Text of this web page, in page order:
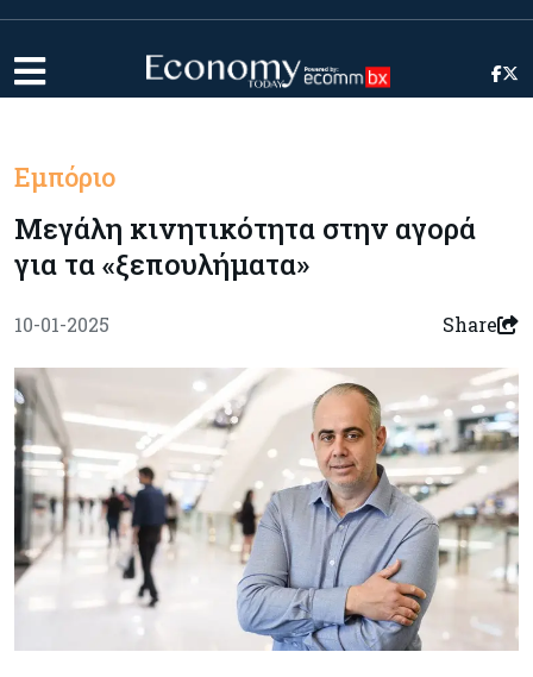
Εμπόριο
Μεγάλη κινητικότητα στην αγορά
για τα «ξεπουλήματα»
10-01-2025 Share